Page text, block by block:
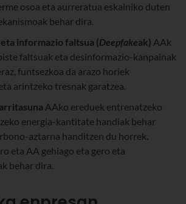
osoa eta aurreratua eskainiko duten
behar dira.
informazio faltsua (Deepfakeak) AAk
faltsuak eta desinformazio-kanpainak
funtsezkoa da arazo horiek
arintzeko tresnak garatzea.
AAko ereduek entrenatzeko
energia-kantitate handiak behar
aztarna handitzen du horrek.
eta AA gehiago eta gero eta
behar dira.